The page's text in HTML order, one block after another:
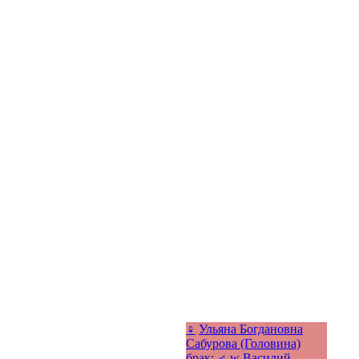
♀ Ульяна Богдановна
Сабурова (Головина)